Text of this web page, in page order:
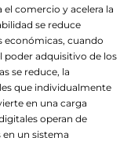
comercio y acelera la
se reduce
económicas, cuando
poder adquisitivo de los
se reduce, la
que individualmente
en una carga
operan de
un sistema